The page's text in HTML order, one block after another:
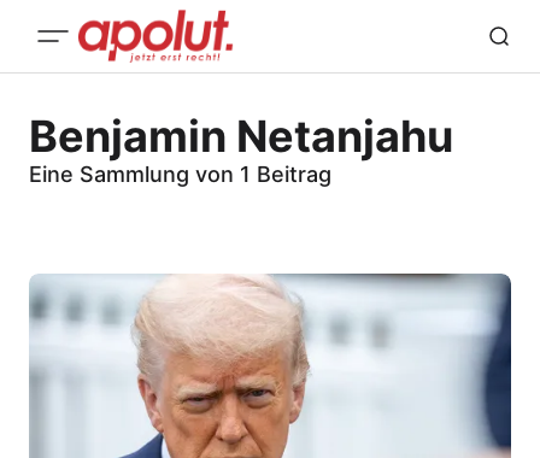
Benjamin Netanjahu
Eine Sammlung von 1 Beitrag